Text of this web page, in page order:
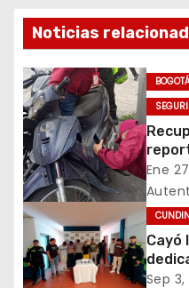
g
a
c
i
ó
n
d
e
Noticias
BOGOTÁ
Ene
Cayó
Sep 3,